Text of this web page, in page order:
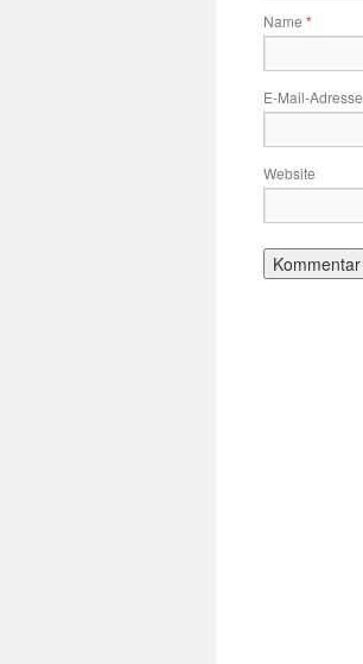
Name *
E-Mail-Adresse
Website